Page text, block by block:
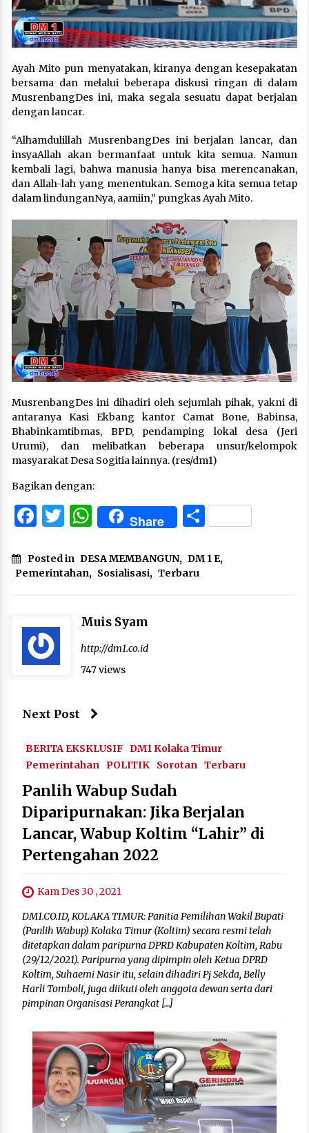
Ayah Mito pun menyatakan, kiranya dengan kesepakatan
bersama dan melalui beberapa diskusi ringan di dalam
MusrenbangDes ini, maka segala sesuatu dapat berjalan
dengan lancar.
“Alhamdulillah MusrenbangDes ini berjalan lancar, dan
insyaAllah akan bermanfaat untuk kita semua. Namun
kembali lagi, bahwa manusia hanya bisa merencanakan,
dan Allah-lah yang menentukan. Semoga kita semua tetap
dalam lindunganNya, aamiin,” pungkas Ayah Mito.
MusrenbangDes ini dihadiri oleh sejumlah pihak, yakni di
antaranya Kasi Ekbang kantor Camat Bone, Babinsa,
Bhabinkamtibmas, BPD, pendamping lokal desa (Jeri
Urumi), dan melibatkan beberapa unsur/kelompok
masyarakat Desa Sogitia lainnya. (res/dm1)
Bagikan dengan:
Facebook
Twitter
WhatsApp
Share Share
Posted in DESA MEMBANGUN, DM 1 E,
Pemerintahan, Sosialisasi, Terbaru
Muis Syam
http://dm1.co.id
747 views
Next Post
BERITA EKSKLUSIF DM1 Kolaka Timur
Pemerintahan POLITIK Sorotan Terbaru
Panlih Wabup Sudah
Diparipurnakan: Jika Berjalan
Lancar, Wabup Koltim “Lahir” di
Pertengahan 2022
Kam Des 30 , 2021
DM1.CO.ID, KOLAKA TIMUR: Panitia Pemilihan Wakil Bupati
(Panlih Wabup) Kolaka Timur (Koltim) secara resmi telah
ditetapkan dalam paripurna DPRD Kabupaten Koltim, Rabu
(29/12/2021). Paripurna yang dipimpin oleh Ketua DPRD
Koltim, Suhaemi Nasir itu, selain dihadiri Pj Sekda, Belly
Harli Tomboli, juga diikuti oleh anggota dewan serta dari
pimpinan Organisasi Perangkat […]